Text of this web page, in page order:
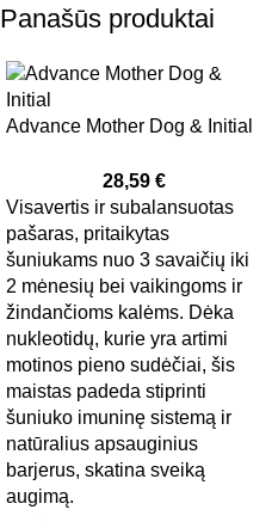
Panašūs produktai
Advance Mother Dog & Initial
28,59 €
Visavertis ir subalansuotas
pašaras, pritaikytas
šuniukams nuo 3 savaičių iki
2 mėnesių bei vaikingoms ir
žindančioms kalėms. Dėka
nukleotidų, kurie yra artimi
motinos pieno sudėčiai, šis
maistas padeda stiprinti
šuniuko imuninę sistemą ir
natūralius apsauginius
barjerus, skatina sveiką
augimą.